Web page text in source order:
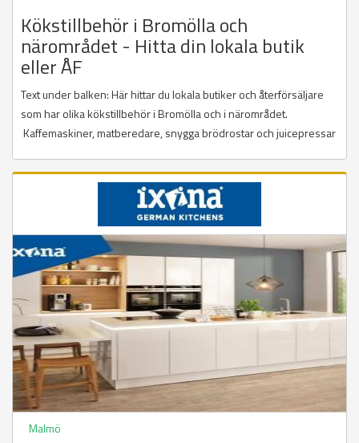
Kökstillbehör i Bromölla och
närområdet - Hitta din lokala butik
eller ÅF
Text under balken: Här hittar du lokala butiker och återförsäljare
som har olika kökstillbehör i Bromölla och i närområdet.
Kaffemaskiner, matberedare, snygga brödrostar och juicepressar
Malmö